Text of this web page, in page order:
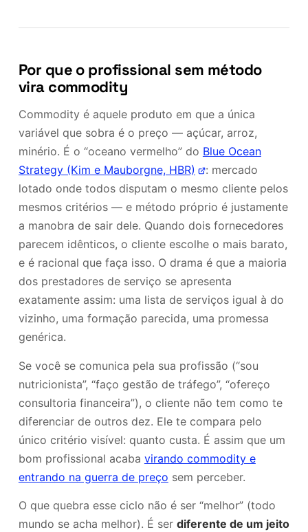
Por que o profissional sem método
vira commodity
Commodity é aquele produto em que a única
variável que sobra é o preço — açúcar, arroz,
minério. É o “oceano vermelho” do Blue Ocean
Strategy (Kim e Mauborgne, HBR)
: mercado
lotado onde todos disputam o mesmo cliente pelos
mesmos critérios — e método próprio é justamente
a manobra de sair dele. Quando dois fornecedores
parecem idênticos, o cliente escolhe o mais barato,
e é racional que faça isso. O drama é que a maioria
dos prestadores de serviço se apresenta
exatamente assim: uma lista de serviços igual à do
vizinho, uma formação parecida, uma promessa
genérica.
Se você se comunica pela sua profissão (“sou
nutricionista”, “faço gestão de tráfego”, “ofereço
consultoria financeira”), o cliente não tem como te
diferenciar de outros dez. Ele te compara pelo
único critério visível: quanto custa. É assim que um
bom profissional acaba virando commodity e
entrando na guerra de preço sem perceber.
O que quebra esse ciclo não é ser “melhor” (todo
mundo se acha melhor). É ser diferente de um jeito